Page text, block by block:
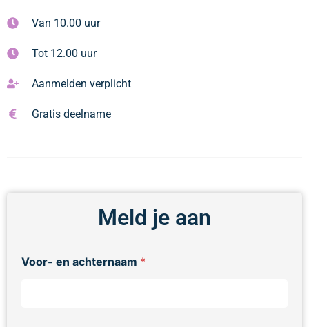
Van 10.00 uur
Tot 12.00 uur
Aanmelden verplicht
Gratis deelname
Meld je aan
Voor- en achternaam *